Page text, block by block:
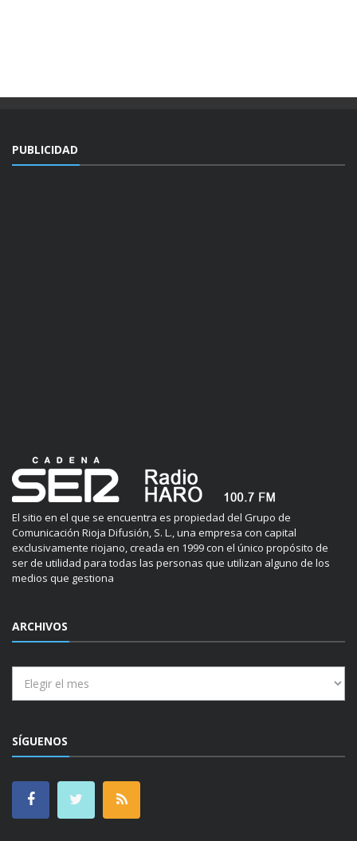
PUBLICIDAD
El sitio en el que se encuentra es propiedad del Grupo de
Comunicación Rioja Difusión, S. L., una empresa con capital
exclusivamente riojano, creada en 1999 con el único propósito de
ser de utilidad para todas las personas que utilizan alguno de los
medios que gestiona
ARCHIVOS
SÍGUENOS